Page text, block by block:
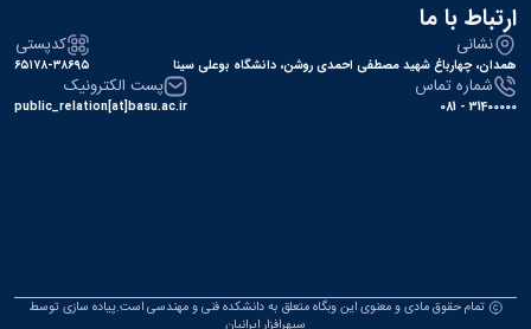
ارتباط با ما
نشانی
همدان، چهارباغ شهید مصطفی احمدی روشن، دانشگاه بوعلی سینا
کدپستی
۶۵۱۷۸-۳۸۶۹۵
شماره تماس
31400000 - 081
پست الکترونیک
public_relation[at]basu.ac.ir
تمام حقوق مادی و معنوی این وبگاه متعلق به دانشکده فنی و مهندسی است.پیاده سازی توسط
سپهرافزار ایرانیان